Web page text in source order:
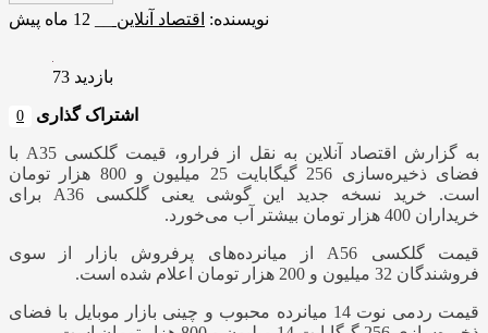
نویسنده: اقتصاد آنلاین 12 ماه پیش
بازدید 73
اشتراک گذاری 0
به گزارش اقتصاد آنلاین به نقل از فرارو، قیمت گلکسی A35 با
فضای ذخیره‌سازی 256 گیگابایت 25 میلیون و 800 هزار تومان
است. خرید نسخه جدید این گوشی یعنی گلکسی A36 برای
خریداران 400 هزار تومان بیشتر آب می‌خورد.
قیمت گلکسی A56 از میانرده‌های پرفروش بازار از سوی
فروشندگان 32 میلیون و 200 هزار تومان اعلام شده است.
قیمت ردمی نوت 14 میانرده محبوب و چینی بازار موبایل با فضای